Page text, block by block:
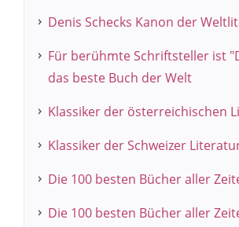
Denis Schecks Kanon der
Für berühmte Schriftsteller ist
das beste Buch der Welt
Klassiker der österreichischen
Klassiker der Schweizer
Die 100 besten Bücher aller
Die 100 besten Bücher aller